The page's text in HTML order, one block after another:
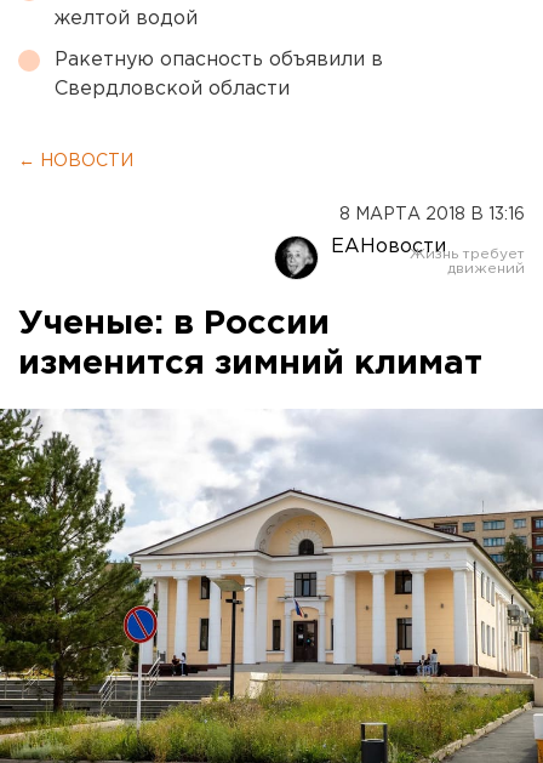
желтой водой
Ракетную опасность объявили в
Свердловской области
← НОВОСТИ
8 МАРТА 2018 В 13:16
ЕАНовости
Ученые: в России
изменится зимний климат